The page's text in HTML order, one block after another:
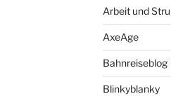
Arbeit und
AxeAge
Bahnreiseblog
Blinkyblanky